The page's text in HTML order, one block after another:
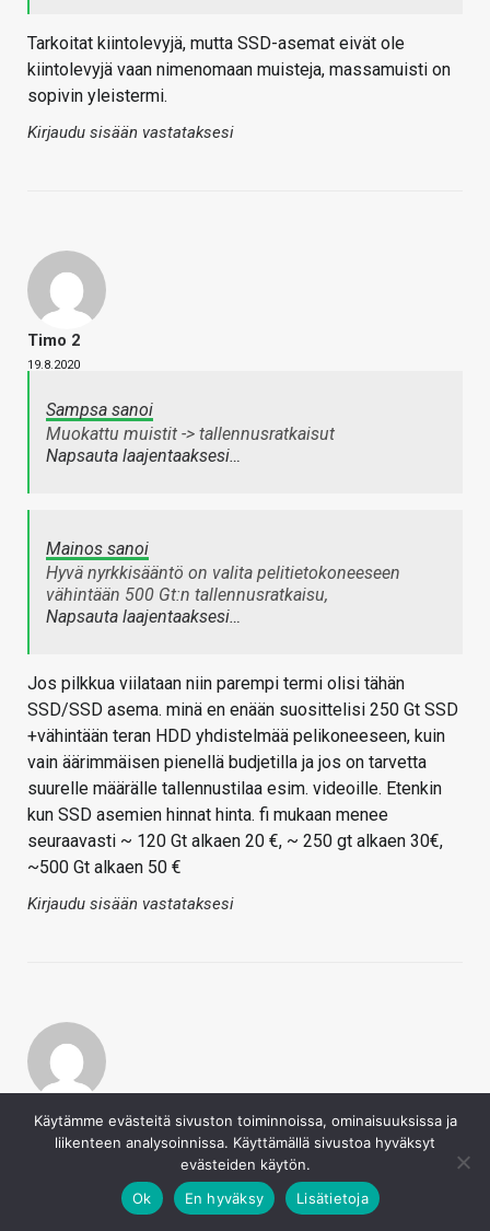
Tarkoitat kiintolevyjä, mutta SSD-asemat eivät ole
kiintolevyjä vaan nimenomaan muisteja, massamuisti on
sopivin yleistermi.
Kirjaudu sisään vastataksesi
Timo 2
19.8.2020
Sampsa sanoi
Muokattu muistit -> tallennusratkaisut
Napsauta laajentaaksesi…
Mainos sanoi
Hyvä nyrkkisääntö on valita pelitietokoneeseen
vähintään 500 Gt:n tallennusratkaisu,
Napsauta laajentaaksesi…
Jos pilkkua viilataan niin parempi termi olisi tähän
SSD/SSD asema. minä en enään suosittelisi 250 Gt SSD
+vähintään teran HDD yhdistelmää pelikoneeseen, kuin
vain äärimmäisen pienellä budjetilla ja jos on tarvetta
suurelle määrälle tallennustilaa esim. videoille. Etenkin
kun SSD asemien hinnat hinta. fi mukaan menee
seuraavasti ~ 120 Gt alkaen 20 €, ~ 250 gt alkaen 30€,
~500 Gt alkaen 50 €
Kirjaudu sisään vastataksesi
Kepe
20.8.2020
On kyllä ihan älyttömän sekavasti käytetty sanaa "muisti"
tarkoittaen massamuistia/SSD-asemaa pitkin poikin
tekstiä. Jos kelle tahansa tietokoneista jotain tietävälle
Käytämme evästeitä sivuston toiminnoissa, ominaisuuksissa ja
liikenteen analysoinnissa. Käyttämällä sivustoa hyväksyt
evästeiden käytön.
Ok
En hyväksy Lisätietoja